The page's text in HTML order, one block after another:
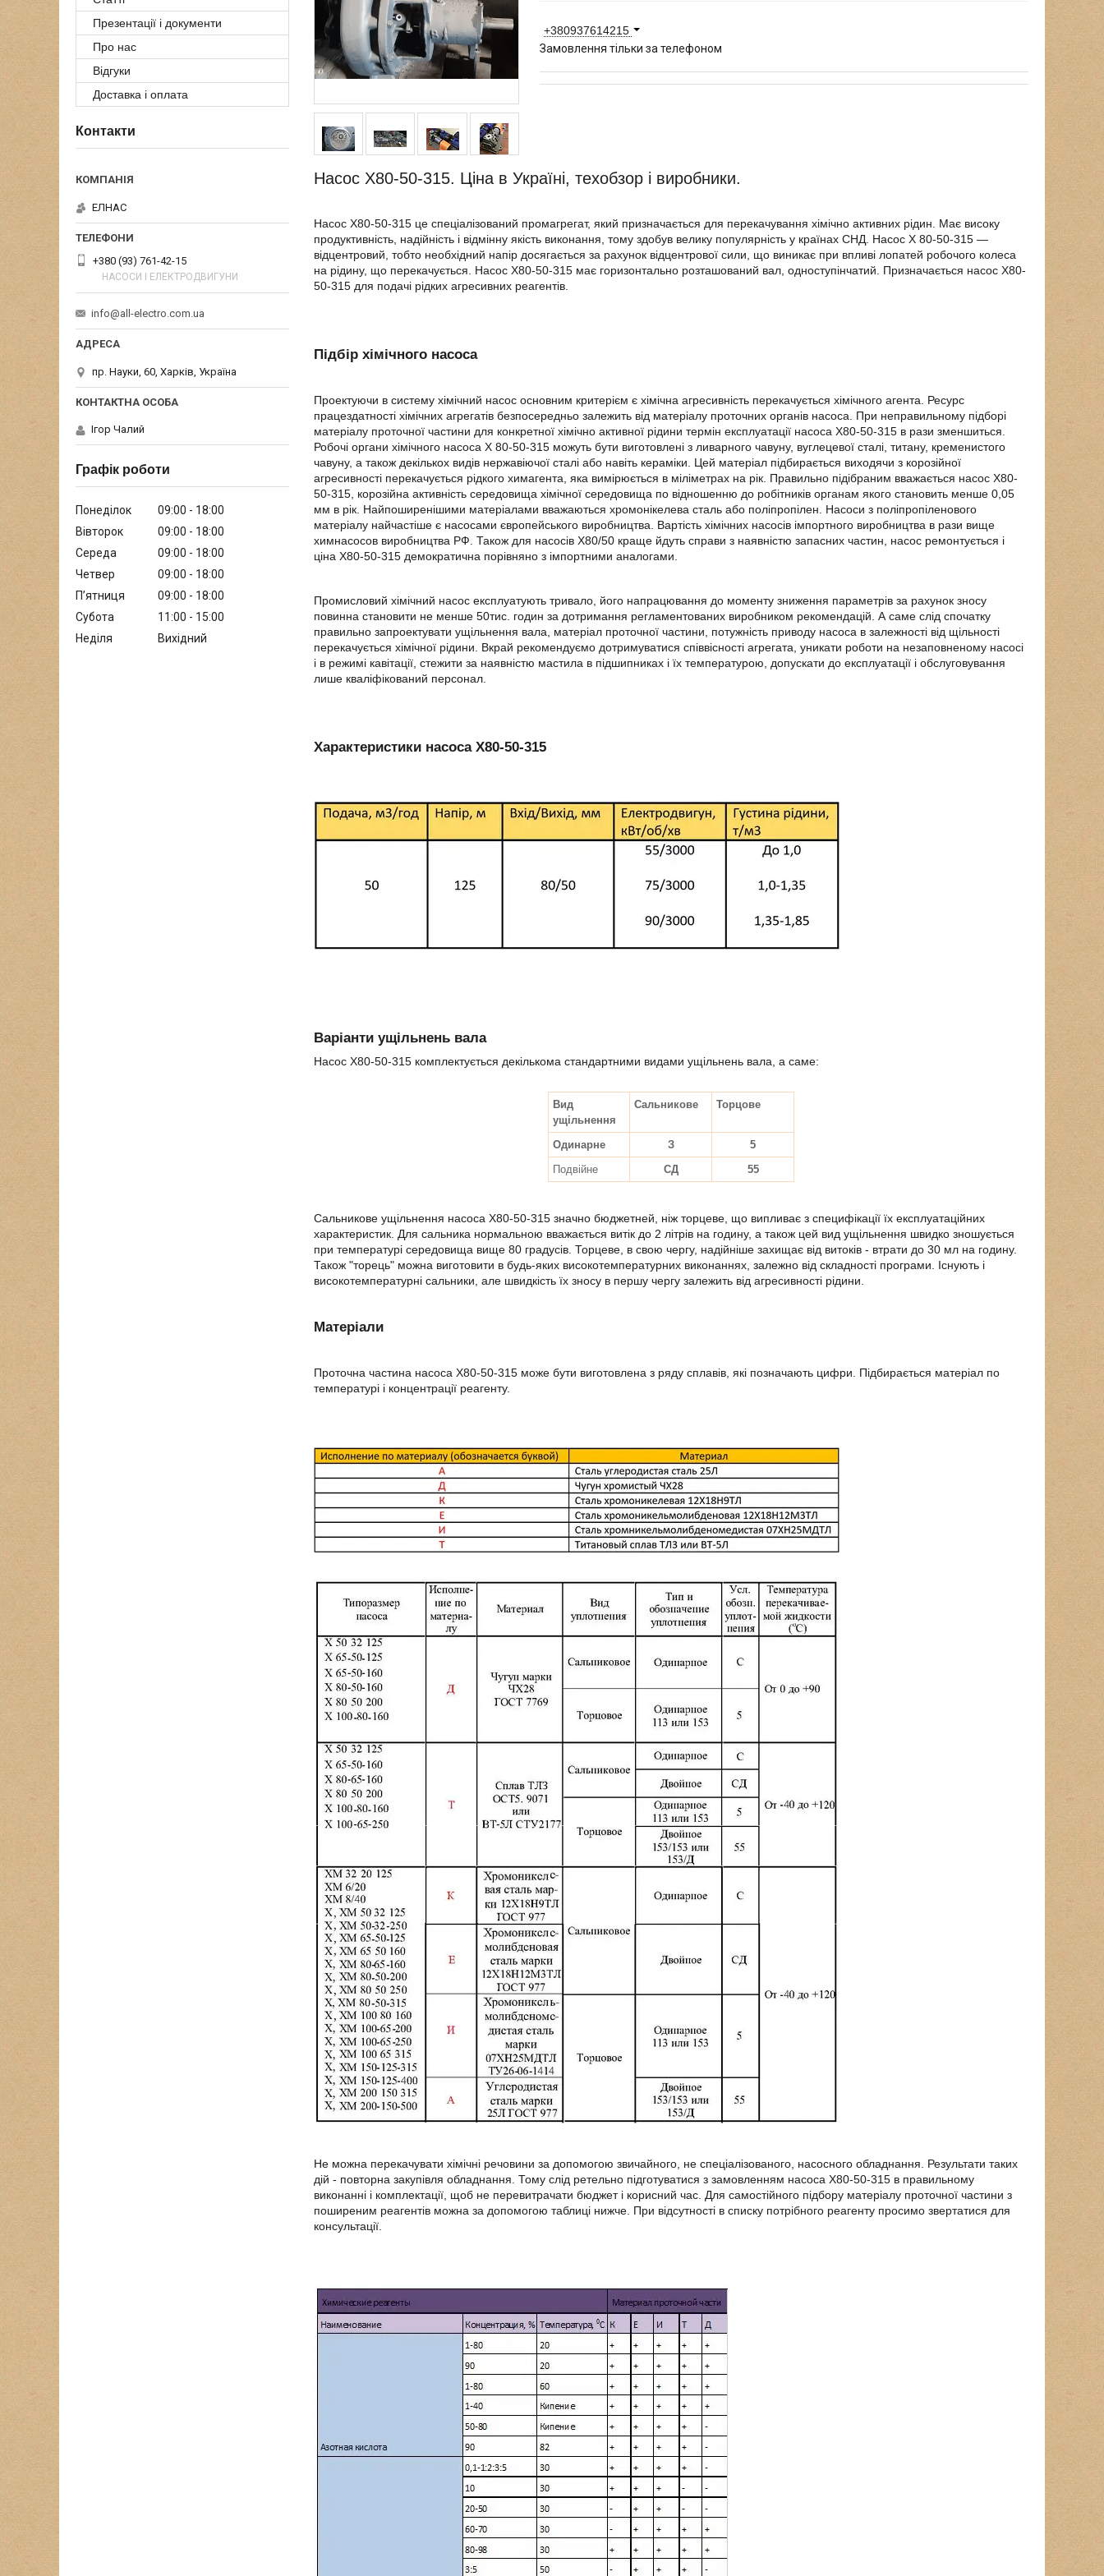
+380937614215
Замовлення тільки за телефоном
Насос Х80-50-315. Ціна в Україні, техобзор і виробники.
Насос Х80-50-315 це спеціалізований промагрегат, який призначається для перекачування хімічно активних рідин. Має високу
продуктивність, надійність і відмінну якість виконання, тому здобув велику популярність у країнах СНД. Насос Х 80-50-315 ―
відцентровий, тобто необхідний напір досягається за рахунок відцентрової сили, що виникає при впливі лопатей робочого колеса
на рідину, що перекачується. Насос Х80-50-315 має горизонтально розташований вал, одноступінчатий. Призначається насос Х80-
50-315 для подачі рідких агресивних реагентів.
Підбір хімічного насоса
Проектуючи в систему хімічний насос основним критерієм є хімічна агресивність перекачується хімічного агента. Ресурс
працездатності хімічних агрегатів безпосередньо залежить від матеріалу проточних органів насоса. При неправильному підборі
матеріалу проточної частини для конкретної хімічно активної рідини термін експлуатації насоса Х80-50-315 в рази зменшиться.
Робочі органи хімічного насоса Х 80-50-315 можуть бути виготовлені з ливарного чавуну, вуглецевої сталі, титану, кременистого
чавуну, а також декількох видів нержавіючої сталі або навіть кераміки. Цей матеріал підбирається виходячи з корозійної
агресивності перекачується рідкого химагента, яка вимірюється в міліметрах на рік. Правильно підібраним вважається насос Х80-
50-315, корозійна активність середовища хімічної середовища по відношенню до робітників органам якого становить менше 0,05
мм в рік. Найпоширенішими матеріалами вважаються хромонікелева сталь або поліпропілен. Насоси з поліпропіленового
матеріалу найчастіше є насосами європейського виробництва. Вартість хімічних насосів імпортного виробництва в рази вище
химнасосов виробництва РФ. Також для насосів Х80/50 краще йдуть справи з наявністю запасних частин, насос ремонтується і
ціна Х80-50-315 демократична порівняно з імпортними аналогами.
Промисловий хімічний насос експлуатують тривало, його напрацювання до моменту зниження параметрів за рахунок зносу
повинна становити не менше 50тис. годин за дотримання регламентованих виробником рекомендацій. А саме слід спочатку
правильно запроектувати ущільнення вала, матеріал проточної частини, потужність приводу насоса в залежності від щільності
перекачується хімічної рідини. Вкрай рекомендуємо дотримуватися співвісності агрегата, уникати роботи на незаповненому насосі
і в режимі кавітації, стежити за наявністю мастила в підшипниках і їх температурою, допускати до експлуатації і обслуговування
лише кваліфікований персонал.
Характеристики насоса Х80-50-315
Варіанти ущільнень вала
Насос Х80-50-315 комплектується декількома стандартними видами ущільнень вала, а саме:
Вид
ущільнення
Сальникове Торцове
Одинарне З
5
Подвійне
СД 55
Сальникове ущільнення насоса Х80-50-315 значно бюджетней, ніж торцеве, що випливає з специфікації їх експлуатаційних
характеристик. Для сальника нормальною вважається витік до 2 літрів на годину, а також цей вид ущільнення швидко зношується
при температурі середовища вище 80 градусів. Торцеве, в свою чергу, надійніше захищає від витоків - втрати до 30 мл на годину.
Також "торець" можна виготовити в будь-яких високотемпературних виконаннях, залежно від складності програми. Існують і
високотемпературні сальники, але швидкість їх зносу в першу чергу залежить від агресивності рідини.
Матеріали
Проточна частина насоса Х80-50-315 може бути виготовлена з ряду сплавів, які позначають цифри. Підбирається матеріал по
температурі і концентрації реагенту.
Не можна перекачувати хімічні речовини за допомогою звичайного, не спеціалізованого, насосного обладнання. Результати таких
дій - повторна закупівля обладнання. Тому слід ретельно підготуватися з замовленням насоса Х80-50-315 в правильному
виконанні і комплектації, щоб не перевитрачати бюджет і корисний час. Для самостійного підбору матеріалу проточної частини з
поширеним реагентів можна за допомогою таблиці нижче. При відсутності в списку потрібного реагенту просимо звертатися для
консультації.
Презентації і документи
Про нас
Відгуки
Доставка і оплата
Контакти
ЕЛНАС
+380 (93) 761-42-15
НАСОСИ І ЕЛЕКТРОДВИГУНИ
info@all-electro.com.ua
пр. Науки, 60, Харків, Україна
Ігор Чалий
Графік роботи
Понеділок 09:00
18:00
Вівторок
09:00
18:00
Середа
09:00
18:00
Четвер
09:00
18:00
Пʼятниця
09:00
18:00
Субота
11:00
15:00
Неділя
Вихідний